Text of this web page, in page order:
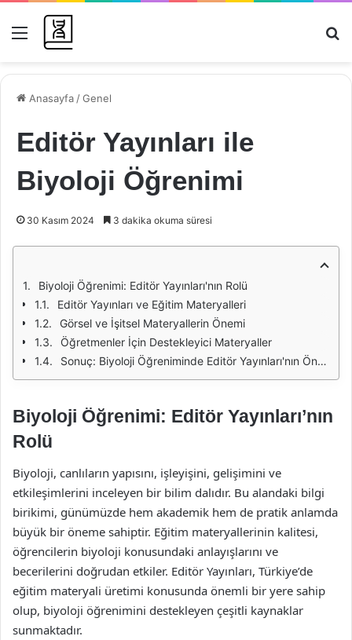
Menü
Anasayfa /Genel
Editör Yayınları ile
Biyoloji Öğrenimi
30 Kasım 2024 3 dakika okuma süresi
Biyoloji Öğrenimi: Editör Yayınları'nın Rolü
Editör Yayınları ve Eğitim Materyalleri
Görsel ve İşitsel Materyallerin Önemi
Öğretmenler İçin Destekleyici Materyaller
Sonuç: Biyoloji Öğreniminde Editör Yayınları'nın Önemi
Biyoloji Öğrenimi: Editör Yayınları’nın
Rolü
Biyoloji, canlıların yapısını, işleyişini, gelişimini ve
etkileşimlerini inceleyen bir bilim dalıdır. Bu alandaki bilgi
birikimi, günümüzde hem akademik hem de pratik anlamda
büyük bir öneme sahiptir. Eğitim materyallerinin kalitesi,
öğrencilerin biyoloji konusundaki anlayışlarını ve
becerilerini doğrudan etkiler. Editör Yayınları, Türkiye’de
eğitim materyali üretimi konusunda önemli bir yere sahip
olup, biyoloji öğrenimini destekleyen çeşitli kaynaklar
sunmaktadır.